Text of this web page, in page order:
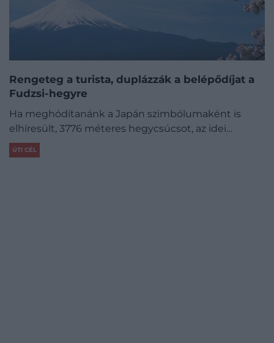
Rengeteg a turista, duplázzák a belépődíjat a
Fudzsi-hegyre
Ha meghódítanánk a Japán szimbólumaként is
elhíresült, 3776 méteres hegycsúcsot, az idei…
ÚTI CÉL